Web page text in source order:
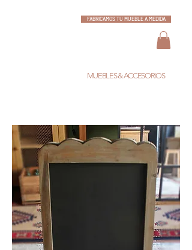
FABRICAMOS TU MUEBLE A MEDIDA
MUEBLES & ACCESORIOS